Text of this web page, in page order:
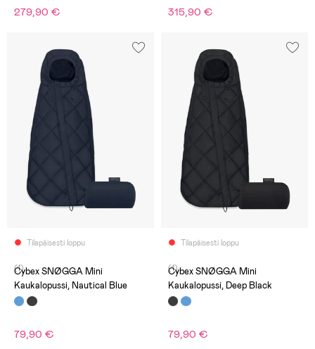
279,90 € 315,90 €
Tilapäisesti loppu
(1)
Cybex SNØGGA Mini
Kaukalopussi, Nautical Blue
79,90 €
Tilapäisesti loppu
(1)
Cybex SNØGGA Mini
Kaukalopussi, Deep Black
79,90 €